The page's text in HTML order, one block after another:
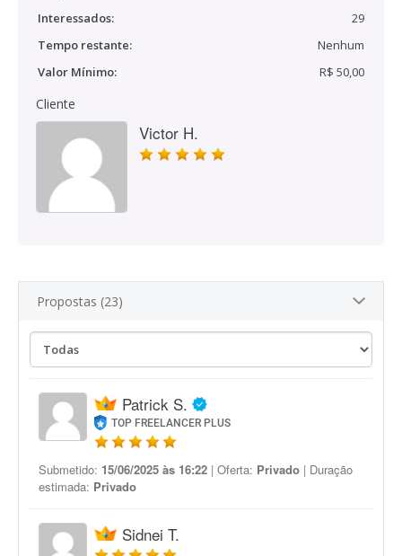
Interessados:
29
Tempo restante:
Nenhum
Valor Mínimo:
R$ 50,00
Cliente
Victor H.
Propostas (23)
Patrick S.
TOP FREELANCER PLUS
Submetido: 15/06/2025 às 16:22 | Oferta: Privado | Duração
estimada: Privado
Sidnei T.